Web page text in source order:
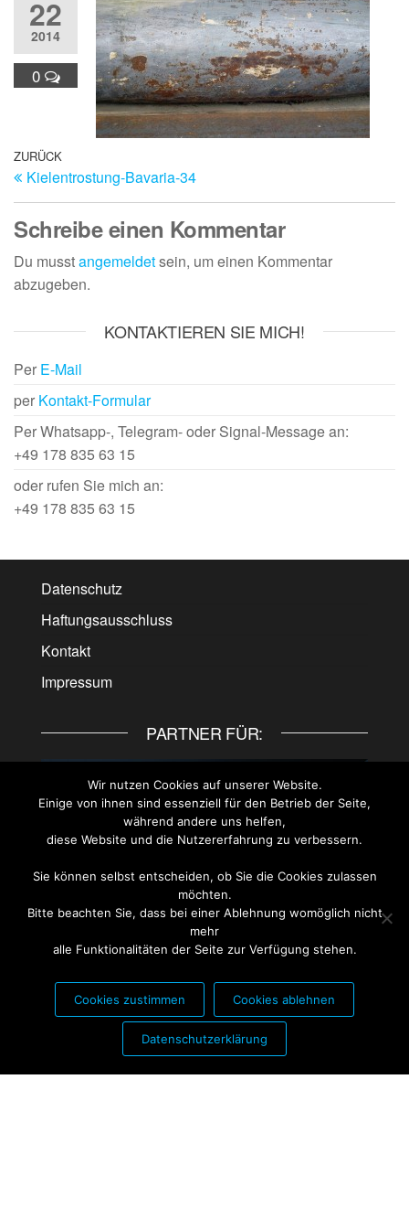
22
2014
0
Beitragsnavigation
Vorheriger
Beitrag
ZURÜCK
Kielentrostung-Bavaria-34
Schreibe einen Kommentar
Du musstangemeldetsein, um einen Kommentar
abzugeben.
KONTAKTIEREN SIE MICH!
Per E-Mail
per Kontakt-Formular
Per Whatsapp-, Telegram- oder Signal-Message an:
+49 178 835 63 15
oder rufen Sie mich an:
+49 178 835 63 15
Datenschutz
Haftungsausschluss
Kontakt
Impressum
PARTNER FÜR:
PARTNER FÜR:
Wir nutzen Cookies auf unserer Website.
Einige von ihnen sind essenziell für den Betrieb der Seite,
während andere uns helfen,
diese Website und die Nutzererfahrung zu verbessern.
Sie können selbst entscheiden, ob Sie die Cookies zulassen
möchten.
Bitte beachten Sie, dass bei einer Ablehnung womöglich nicht
mehr
alle Funktionalitäten der Seite zur Verfügung stehen.
Cookies zustimmen Cookies ablehnen
Datenschutzerklärung